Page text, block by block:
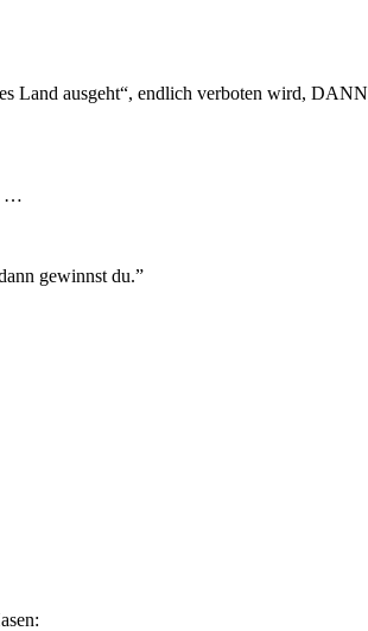
Land ausgeht“, endlich verboten wird,
…
gewinnst du.”